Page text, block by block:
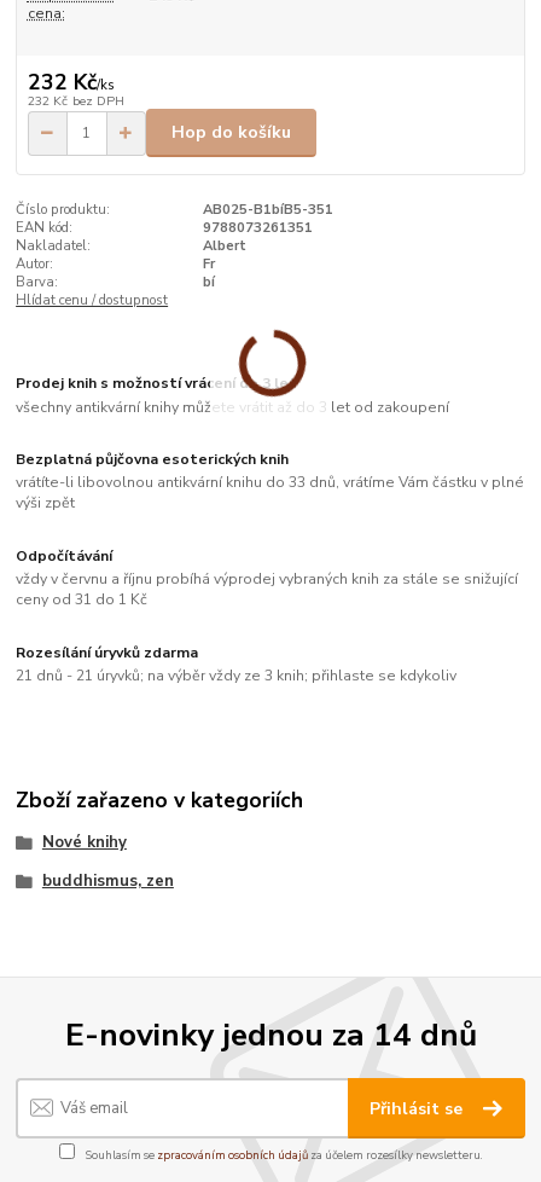
cena:
232 Kč/ks
232 Kč bez DPH
Hop do košíku
Číslo produktu:
AB025-B1bíB5-351
EAN kód:
9788073261351
Nakladatel:
Albert
Autor:
Fr
Barva:
bí
Hlídat cenu / dostupnost
Prodej knih s možností vrácení do 3 let
všechny antikvární knihy můžete vrátit až do 3 let od zakoupení
Bezplatná půjčovna esoterických knih
vrátíte-li libovolnou antikvární knihu do 33 dnů, vrátíme Vám částku v plné
výši zpět
Odpočítávání
vždy v červnu a říjnu probíhá výprodej vybraných knih za stále se snižující
ceny od 31 do 1 Kč
Rozesílání úryvků zdarma
21 dnů - 21 úryvků; na výběr vždy ze 3 knih; přihlaste se kdykoliv
Zboží zařazeno v kategoriích
Nové knihy
buddhismus, zen
E-novinky jednou za 14 dnů
Přihlásit se
Souhlasím se zpracováním osobních údajůza účelem rozesílky newsletteru.